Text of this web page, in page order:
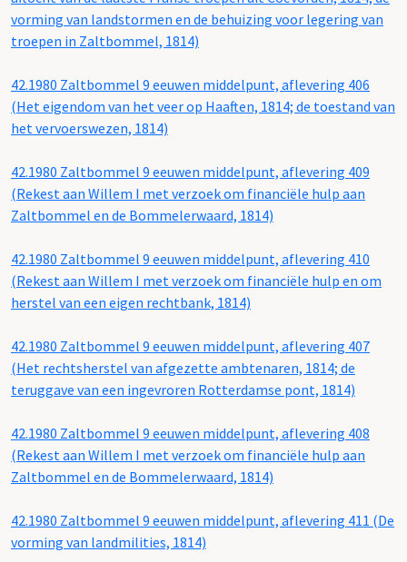
vorming van landstormen en de behuizing voor legering van
troepen in Zaltbommel, 1814)
42.1980 Zaltbommel 9 eeuwen middelpunt, aflevering 406
(Het eigendom van het veer op Haaften, 1814; de toestand van
het vervoerswezen, 1814)
42.1980 Zaltbommel 9 eeuwen middelpunt, aflevering 409
(Rekest aan Willem I met verzoek om financiële hulp aan
Zaltbommel en de Bommelerwaard, 1814)
42.1980 Zaltbommel 9 eeuwen middelpunt, aflevering 410
(Rekest aan Willem I met verzoek om financiële hulp en om
herstel van een eigen rechtbank, 1814)
42.1980 Zaltbommel 9 eeuwen middelpunt, aflevering 407
(Het rechtsherstel van afgezette ambtenaren, 1814; de
teruggave van een ingevroren Rotterdamse pont, 1814)
42.1980 Zaltbommel 9 eeuwen middelpunt, aflevering 408
(Rekest aan Willem I met verzoek om financiële hulp aan
Zaltbommel en de Bommelerwaard, 1814)
42.1980 Zaltbommel 9 eeuwen middelpunt, aflevering 411 (De
vorming van landmilities, 1814)